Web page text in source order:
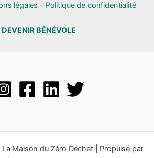
légales – Politique de confidentialité
DEVENIR BÉNÉVOLE
Maison du Zéro Déchet | Propulsé par